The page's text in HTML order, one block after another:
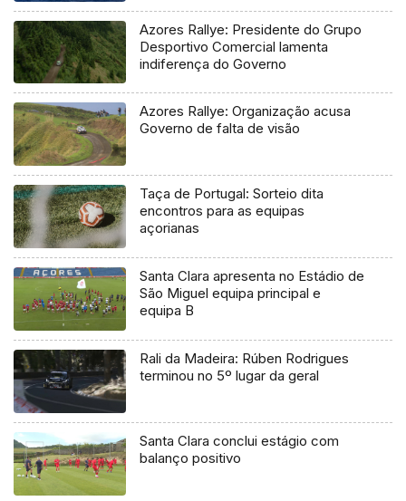
Azores Rallye: Presidente do Grupo
Desportivo Comercial lamenta
indiferença do Governo
Azores Rallye: Organização acusa
Governo de falta de visão
Taça de Portugal: Sorteio dita
encontros para as equipas
açorianas
Santa Clara apresenta no Estádio de
São Miguel equipa principal e
equipa B
Rali da Madeira: Rúben Rodrigues
terminou no 5º lugar da geral
Santa Clara conclui estágio com
balanço positivo